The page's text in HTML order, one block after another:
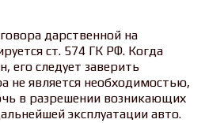
дарственной на
ст. 574 ГК РФ. Когда
его следует заверить
не является необходимостью,
в разрешении возникающих
эксплуатации авто.